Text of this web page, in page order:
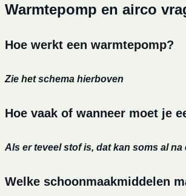
Warmtepomp en airco
Hoe werkt een warmtepomp?
Zie het schema hierboven
Hoe vaak of wanneer moet je
Als er teveel stof is, dat kan soms al
Welke schoonmaakmiddelen